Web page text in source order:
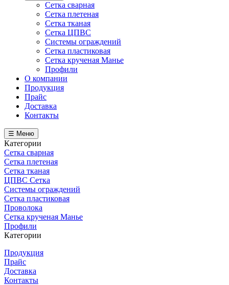
Сетка сварная
Сетка плетеная
Сетка тканая
Сетка ЦПВС
Системы ограждений
Сетка пластиковая
Сетка крученая Манье
Профили
О компании
Продукция
Прайс
Доставка
Контакты
☰ Меню
Категории
Сетка сварная
Сетка плетеная
Сетка тканая
ЦПВС Сетка
Системы ограждений
Сетка пластиковая
Проволока
Сетка крученая Манье
Профили
Категории
Продукция
Прайс
Доставка
Контакты